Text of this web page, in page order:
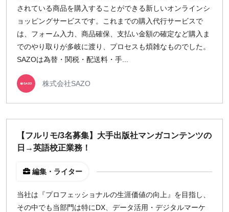
されている商品を購入することができる新しいオンラインシ
ョッピングサービスです。これまでの購入代行サービスで
は、フォーム入力、商品確保、支払い金額の確定など購入ま
でのやり取りが多岐に渡り、プロセスも煩雑なものでした。
SAZOは為替・関税・配送料・手...
株式会社SAZO
【フルリモ/3名募集】大手出版社マンガコンテンツの
日→英語校正業務！
編集・ライター
当社は『プロフェッショナルの生涯価値の向上』を目指し、
その中でも当部門は特にDX、データ活用・デジタルマーケ